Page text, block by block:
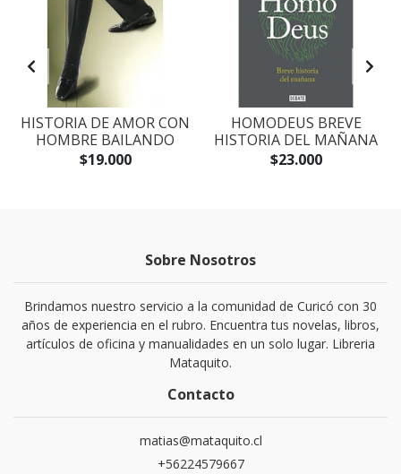
HISTORIA DE AMOR CON
HOMBRE BAILANDO
$19.000
HOMODEUS BREVE
HISTORIA DEL MAÑANA
$23.000
Sobre Nosotros
Brindamos nuestro servicio a la comunidad de Curicó con 30
años de experiencia en el rubro. Encuentra tus novelas, libros,
artículos de oficina y manualidades en un solo lugar. Libreria
Mataquito.
Contacto
matias@mataquito.cl
+56224579667